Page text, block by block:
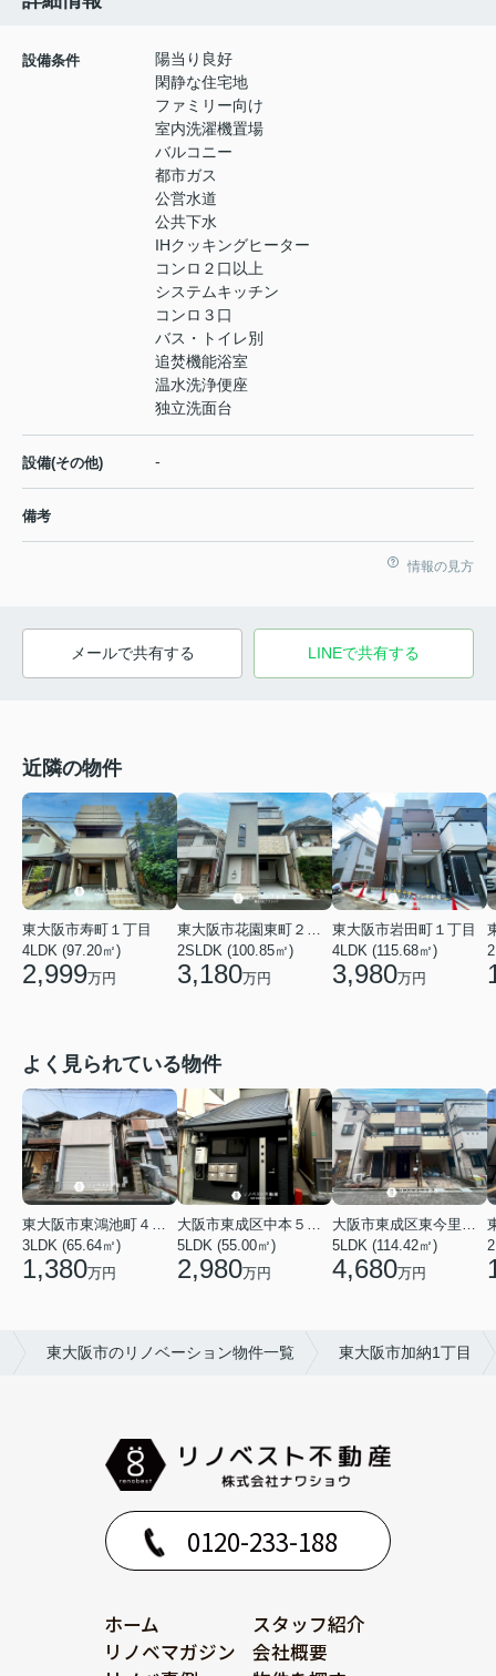
設備条件
陽当り良好
閑静な住宅地
ファミリー向け
室内洗濯機置場
バルコニー
都市ガス
公営水道
公共下水
IHクッキングヒーター
コンロ２口以上
システムキッチン
コンロ３口
バス・トイレ別
追焚機能浴室
温水洗浄便座
独立洗面台
設備(その他) -
備考
情報の見方
メールで共有する LINEで共有する
近隣の物件
東大阪市寿町１丁目
4LDK (97.20㎡)
2,999万円
2SLDK (100.85㎡)
3,180万円
東大阪市岩田町１丁目
4LDK (115.68㎡)
3,980万円
よく見られている物件
3LDK (65.64㎡)
1,380万円
5LDK (55.00㎡)
2,980万円
5LDK (114.42㎡)
4,680万円
東大阪市のリノベーション物件一覧 東大阪市加納1丁目
0120-233-188
ホーム
スタッフ紹介
リノベマガジン
会社概要